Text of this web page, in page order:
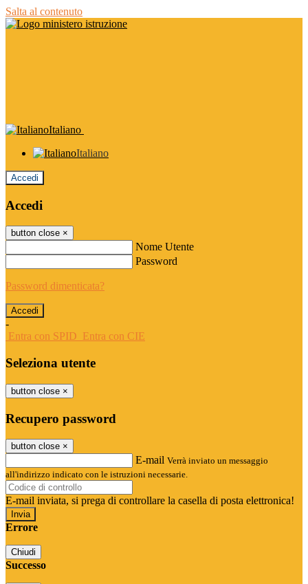
Salta al contenuto
Italiano
Italiano
Accedi
Accedi
button close ×
Nome Utente
Password
Password dimenticata?
-
Entra con SPID Entra con CIE
Seleziona utente
button close ×
Recupero password
button close ×
E-mail Verrà inviato un messaggio
all'indirizzo indicato con le istruzioni necessarie.
E-mail inviata, si prega di controllare la casella di posta elettronica!
Errore
Chiudi
Successo